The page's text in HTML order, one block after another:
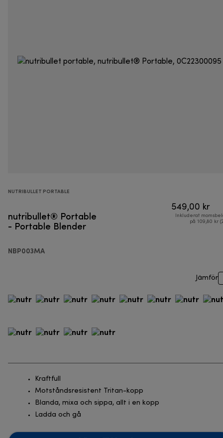
NUTRIBULLET PORTABLE
nutribullet® Portable
- Portable Blender
NBP003MA
549,00 kr
Inkluderat
på 109,80 kr
Jämför
Kraftfull
Motståndsresistent Tritan-kopp
Blanda, mixa och sippa, allt i en kopp
Ladda och gå